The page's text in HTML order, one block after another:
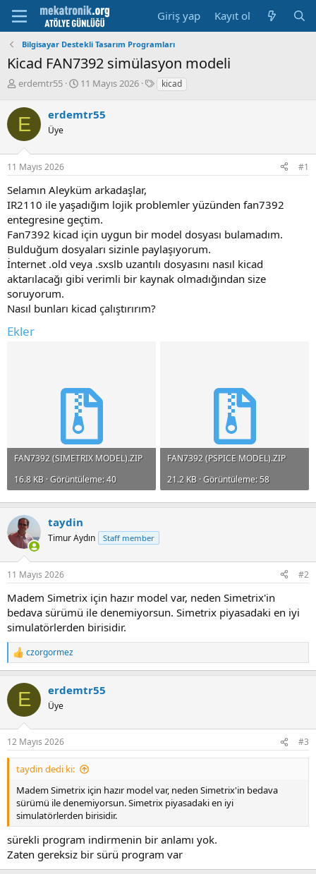
Giriş yap Kayıt ol
Bilgisayar Destekli Tasarım Programları
Kicad FAN7392 simülasyon modeli
K
n
u
y
b
a
ş
l
a
t
a
n
erdemtr55
B
l
a
a
r
i
h
11 Mayıs 2026
E
l
kicad
E erdemtr55
Üye
11 Mayıs 2026 #1
Selamın Aleyküm arkadaşlar,
IR2110 ile yaşadığım lojik problemler yüzünden fan7392
entegresine geçtim.
Fan7392 kicad için uygun bir model dosyası bulamadım.
Bulduğum dosyaları sizinle paylaşıyorum.
İnternet .old veya .sxslb uzantılı dosyasını nasıl kicad
aktarılacağı gibi verimli bir kaynak olmadığından size
soruyorum.
Nasıl bunları kicad çalıştırırım?
Ekler
FAN7392 (SIMETRIX MODEL).ZIP
16.8 KB · Görüntüleme: 40
FAN7392 (PSPICE MODEL).ZIP
21.2 KB · Görüntüleme: 58
taydin
Timur Aydın Staff member
11 Mayıs 2026 #2
Madem Simetrix için hazır model var, neden Simetrix'in
bedava sürümü ile denemiyorsun. Simetrix piyasadaki en iyi
simulatörlerden birisidir.
R
e
c
i
s
:
czorgormez
E erdemtr55
Üye
12 Mayıs 2026 #3
taydin dedi ki:
Madem Simetrix için hazır model var, neden Simetrix'in bedava
sürümü ile denemiyorsun. Simetrix piyasadaki en iyi
simulatörlerden birisidir.
sürekli program indirmenin bir anlamı yok.
Zaten gereksiz bir sürü program var